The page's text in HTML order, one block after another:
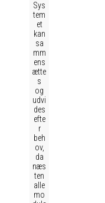
Sys
tem
et
kan
sa
mm
ens
ætte
s
og
udvi
des
efte
r
beh
ov,
da
næs
ten
alle
mo